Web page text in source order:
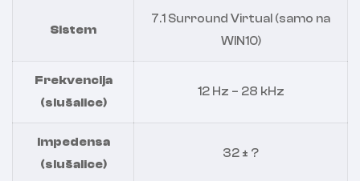
Sistem
7.1 Surround Virtual (samo na
WIN10)
Frekvencija
(slušalice)
12 Hz – 28 kHz
Impedensa
(slušalice)
32 ± ?